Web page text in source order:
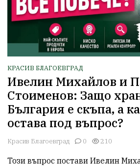
КРАСИВ БЛАГОЕВГРАД
Ивелин Михайлов и
Стоименов: Защо
България е скъпа, а
остава под въпрос?
Красив Благоевград 0 210
Този въпрос постави Ивелин